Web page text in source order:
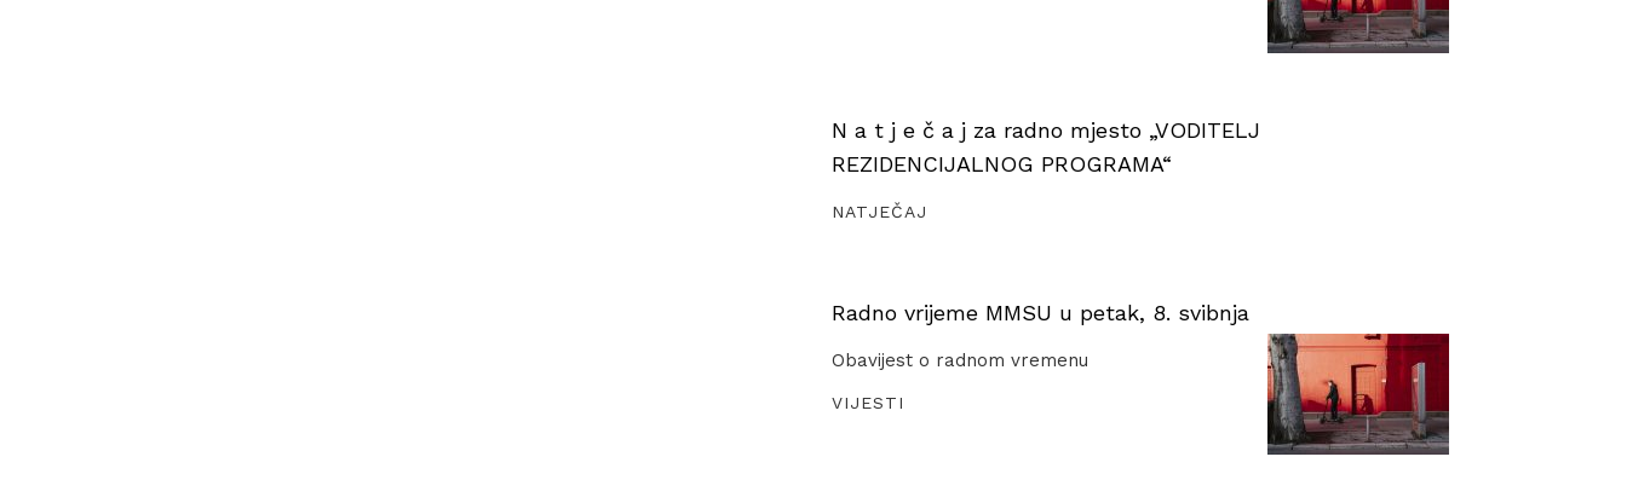
N a t j e č a j za radno mjesto „VODITELJ
REZIDENCIJALNOG PROGRAMA“
NATJEČAJ
Radno vrijeme MMSU u petak, 8. svibnja
Obavijest o radnom vremenu
VIJESTI